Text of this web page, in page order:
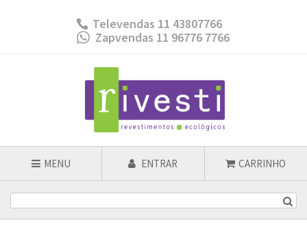
Televendas 11 43807766
Zapvendas 11 96776 7766
MENU ENTRAR CARRINHO